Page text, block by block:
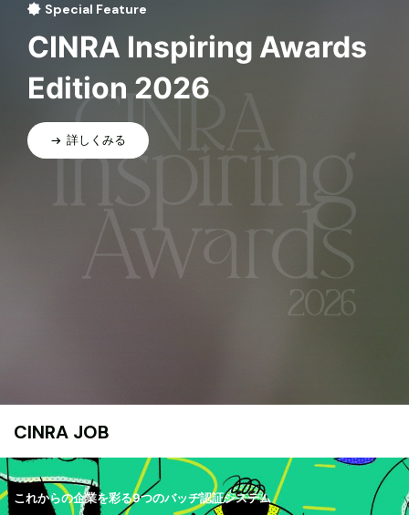
Special Feature
CINRA Inspiring Awards
Edition 2026
詳しくみる
CINRA JOB
これからの企業を彩る9つのバッヂ認証システム